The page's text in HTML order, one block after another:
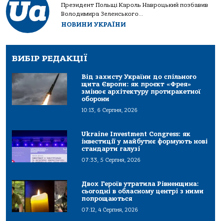
Президент Польщі Кароль Навроцький позбавив
Володимира Зеленського...
НОВИНИ УКРАЇНИ
ВИБІР РЕДАКЦІЇ
Від захисту України до спільного
щита Європи: як проєкт «Фрея»
змінює архітектуру протиракетної
оборони
10:13, 6 Серпня, 2026
Ukraine Investment Congress: як
інвестиції у майбутнє формують нові
стандарти галузі
07:33, 5 Серпня, 2026
Двох Героїв утратила Рівненщина:
сьогодні в обласному центрі з ними
попрощаються
07:12, 4 Серпня, 2026